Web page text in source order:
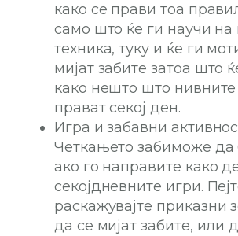
како се прави тоа
само што ќе ги научи на
техника, туку и ќе ги
мијат забите затоа што
како нешто што
прават секој ден.
Игра и забавни
Четкањето забиможе да
ако го направите како
секојдневните игри.
раскажувајте приказни
да се мијат забите, или